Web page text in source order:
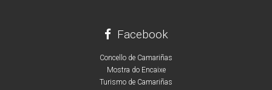
Facebook
Concello de Camariñas
Mostra do Encaixe
Turismo de Camariñas